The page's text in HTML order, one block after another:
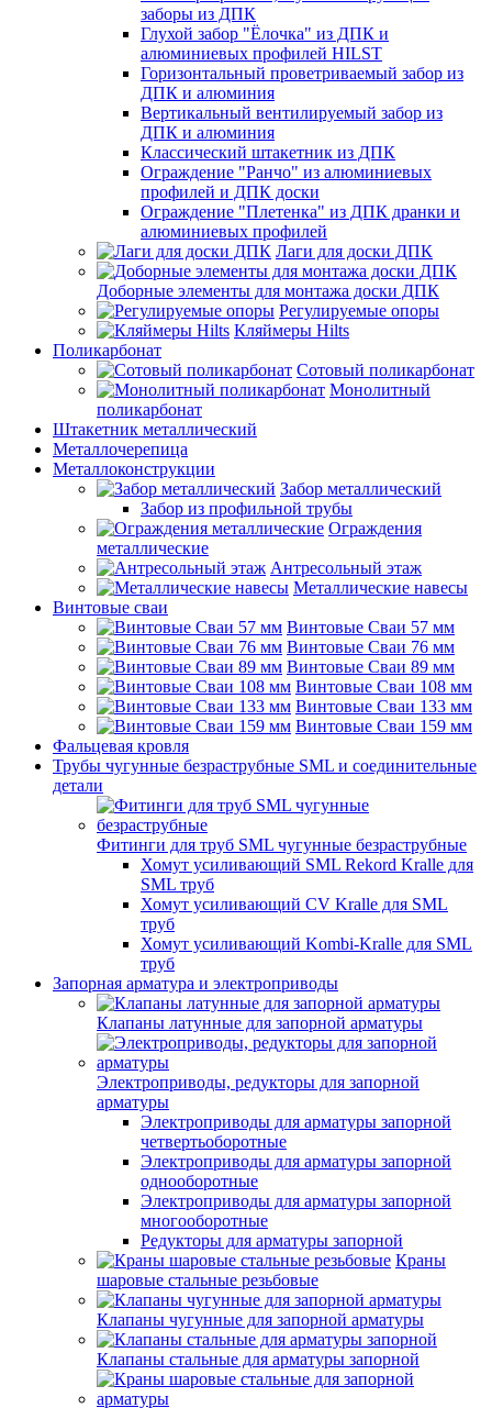
заборы из ДПК
Глухой забор "Ёлочка" из ДПК и
алюминиевых профилей HILST
Горизонтальный проветриваемый забор из
ДПК и алюминия
Вертикальный вентилируемый забор из
ДПК и алюминия
Классический штакетник из ДПК
Ограждение "Ранчо" из алюминиевых
профилей и ДПК доски
Ограждение "Плетенка" из ДПК дранки и
алюминиевых профилей
Лаги для доски ДПК
Доборные элементы для монтажа доски ДПК
Регулируемые опоры
Кляймеры Hilts
Поликарбонат
Сотовый поликарбонат
Монолитный
поликарбонат
Штакетник металлический
Металлочерепица
Металлоконструкции
Забор металлический
Забор из профильной трубы
Ограждения
металлические
Антресольный этаж
Металлические навесы
Винтовые сваи
Винтовые Сваи 57 мм
Винтовые Сваи 76 мм
Винтовые Сваи 89 мм
Винтовые Сваи 108 мм
Винтовые Сваи 133 мм
Винтовые Сваи 159 мм
Фальцевая кровля
Трубы чугунные безраструбные SML и соединительные
детали
Фитинги для труб SML чугунные безраструбные
Хомут усиливающий SML Rekord Kralle для
SML труб
Хомут усиливающий CV Kralle для SML
труб
Хомут усиливающий Kombi-Kralle для SML
труб
Запорная арматура и электроприводы
Клапаны латунные для запорной арматуры
Электроприводы, редукторы для запорной
арматуры
Электроприводы для арматуры запорной
четвертьоборотные
Электроприводы для арматуры запорной
однооборотные
Электроприводы для арматуры запорной
многооборотные
Редукторы для арматуры запорной
Краны
шаровые стальные резьбовые
Клапаны чугунные для запорной арматуры
Клапаны стальные для арматуры запорной